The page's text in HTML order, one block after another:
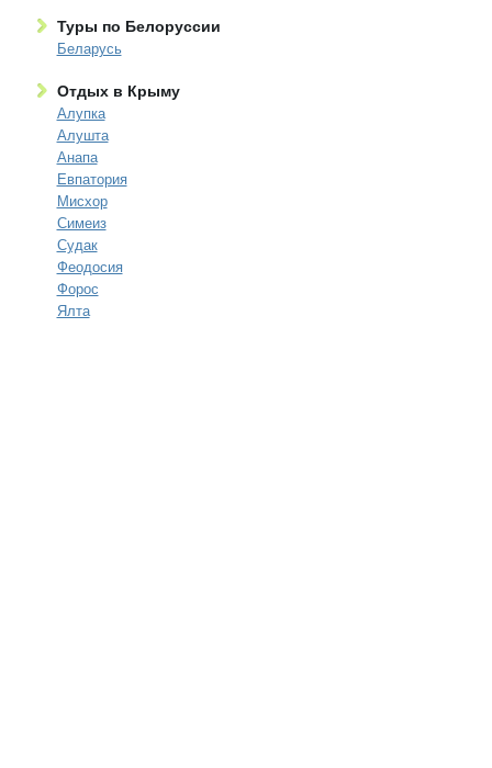
Туры по Белоруссии
Беларусь
Отдых в Крыму
Алупка
Алушта
Анапа
Евпатория
Мисхор
Симеиз
Судак
Феодосия
Форос
Ялта